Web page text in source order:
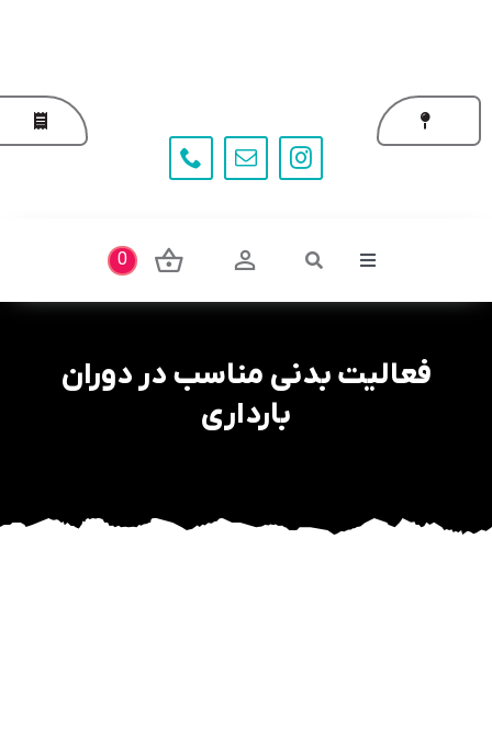
Toggle
0
فعالیت بدنی مناسب در دوران
بارداری